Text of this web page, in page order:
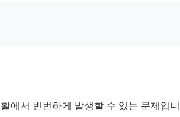
에서 빈번하게 발생할 수 있는 문제입